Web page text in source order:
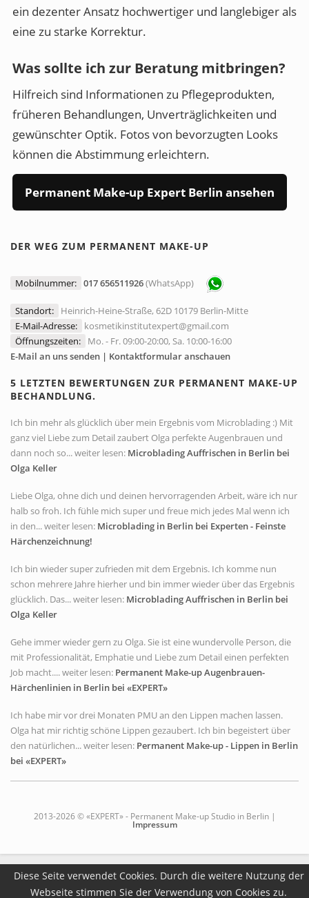
Diese Seite verwendet Cookies. Durch die weitere Nutzung der
Webseite stimmen Sie der Verwendung von Cookies zu.
ein dezenter Ansatz hochwertiger und langlebiger als
eine zu starke Korrektur.
Was sollte ich zur Beratung mitbringen?
Hilfreich sind Informationen zu Pflegeprodukten,
früheren Behandlungen, Unverträglichkeiten und
gewünschter Optik. Fotos von bevorzugten Looks
können die Abstimmung erleichtern.
Permanent Make-up Expert Berlin ansehen
DER WEG ZUM PERMANENT MAKE-UP
Mobilnummer: 017 656511926(WhatsApp)
Standort:
Heinrich-Heine-Straße, 62D 10179 Berlin-Mitte
E-Mail-Adresse:
kosmetikinstitutexpert@gmail.com
Öffnungszeiten:
Mo. - Fr. 09:00-20:00, Sa. 10:00-16:00
E-Mail an uns senden | Kontaktformular anschauen
5 LETZTEN BEWERTUNGEN ZUR PERMANENT MAKE-UP
BECHANDLUNG.
Ich bin mehr als glücklich über mein Ergebnis vom Microblading :) Mit
ganz viel Liebe zum Detail zaubert Olga perfekte Augenbrauen und
dann noch so... weiter lesen: Microblading Auffrischen in Berlin bei
Olga Keller
Liebe Olga, ohne dich und deinen hervorragenden Arbeit, wäre ich nur
halb so froh. Ich fühle mich super und freue mich jedes Mal wenn ich
in den... weiter lesen: Microblading in Berlin bei Experten - Feinste
Härchenzeichnung!
Ich bin wieder super zufrieden mit dem Ergebnis. Ich komme nun
schon mehrere Jahre hierher und bin immer wieder über das Ergebnis
glücklich. Das... weiter lesen: Microblading Auffrischen in Berlin bei
Olga Keller
Gehe immer wieder gern zu Olga. Sie ist eine wundervolle Person, die
mit Professionalität, Emphatie und Liebe zum Detail einen perfekten
Job macht.... weiter lesen: Permanent Make-up Augenbrauen-
Härchenlinien in Berlin bei «EXPERT»
Ich habe mir vor drei Monaten PMU an den Lippen machen lassen.
Olga hat mir richtig schöne Lippen gezaubert. Ich bin begeistert über
den natürlichen... weiter lesen: Permanent Make-up - Lippen in Berlin
bei «EXPERT»
2013-2026 © «EXPERT» - Permanent Make-up Studio in Berlin |
Impressum